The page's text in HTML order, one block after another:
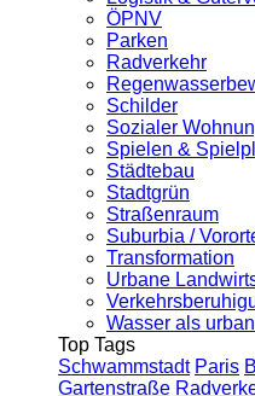
ÖPNV
Parken
Radverkehr
Schilder
Sozialer
Spielen &
Städtebau
Stadtgrün
Straßenraum
Suburbia /
Transformation
Urbane
Wasser als
Top Tags
Schwammstadt Paris
Gartenstraße